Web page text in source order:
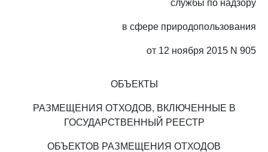
службы по надзору
в сфере природопользования
от 12 ноября 2015 N 905
ОБЪЕКТЫ
РАЗМЕЩЕНИЯ ОТХОДОВ, ВКЛЮЧЕННЫЕ В
ГОСУДАРСТВЕННЫЙ РЕЕСТР
ОБЪЕКТОВ РАЗМЕЩЕНИЯ ОТХОДОВ